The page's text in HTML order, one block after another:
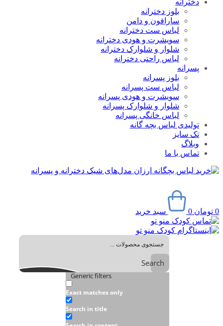
دخترانه
بلوز دخترانه
سارافون و دامن
لباس ست دخترانه
سویشرت و هودی دخترانه
شلوار و شلوارک دخترانه
لباس راحتی دخترانه
پسرانه
بلوز پسرانه
لباس ست پسرانه
سویشرت و هودی پسرانه
شلوار و شلوارک پسرانه
لباس خانگی پسرانه
تولیدی لباس بچه گانه
تک سایز
وبلاگ
تماس با ما
0 تومان 0 سبد خرید
Search
Generic filters
Exact matches only
Search in title